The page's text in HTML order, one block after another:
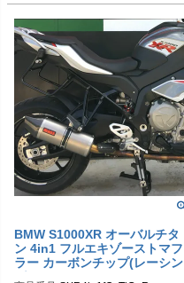
BMW S1000XR オーバルチタ
ン 4in1 フルエキゾーストマフ
ラー カーボンチップ(レーシン